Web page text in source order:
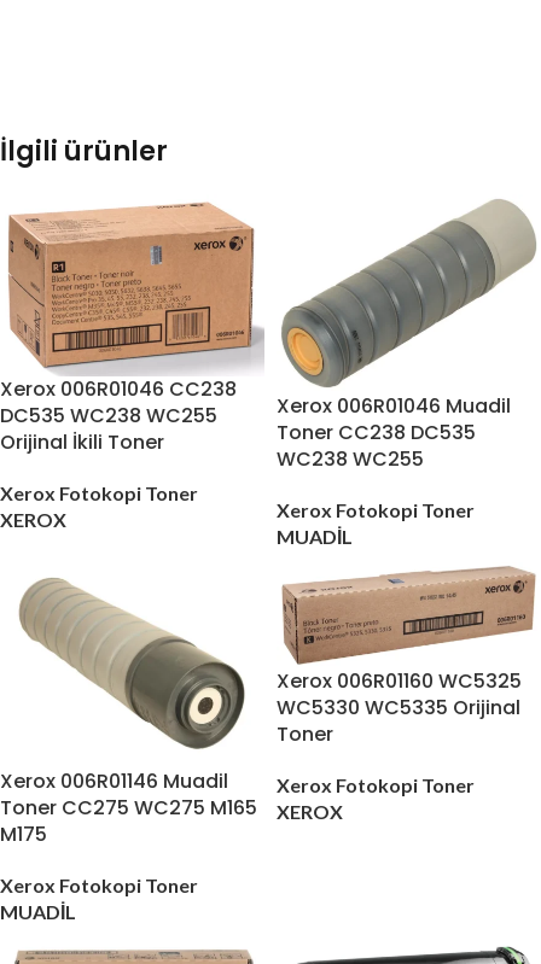
İlgili ürünler
Xerox 006R01046 CC238
DC535 WC238 WC255
Orijinal İkili Toner
Xerox Fotokopi Toner
XEROX
Xerox 006R01046 Muadil
Toner CC238 DC535
WC238 WC255
Xerox Fotokopi Toner
MUADİL
Xerox 006R01146 Muadil
Toner CC275 WC275 M165
M175
Xerox Fotokopi Toner
MUADİL
Xerox 006R01160 WC5325
WC5330 WC5335 Orijinal
Toner
Xerox Fotokopi Toner
XEROX